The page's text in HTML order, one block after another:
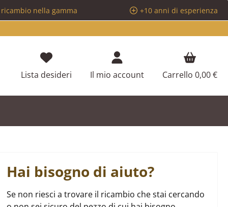
nella gamma
+10 anni di esperienza
Lista desideri Hai 0 articoli nella lista dei desideri
Il mio account Carrello 0,00 €
Hai bisogno di aiuto?
Se non riesci a trovare il ricambio che stai cercando